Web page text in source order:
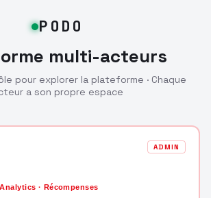
PODO
multi-acteurs
pour explorer la plateforme · Chaque
a son propre espace
ADMIN
· Récompenses